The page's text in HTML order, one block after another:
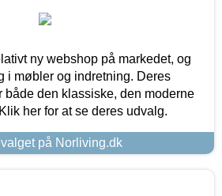
ny webshop på markedet, og
i møbler og indretning. Deres
både den klassiske, den moderne
her for at se deres udvalg.
på Norliving.dk